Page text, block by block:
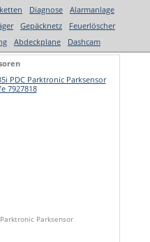
Diagnose
Alarmanlage
Gepäcknetz
Feuerlöscher
Abdeckplane Dashcam
Parktronic Parksensor